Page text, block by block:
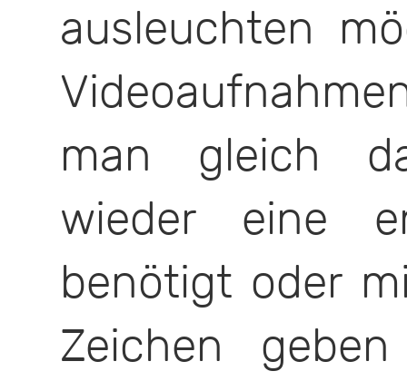
ausleuchten
man gleich
wieder eine
benötigt oder
Zeichen